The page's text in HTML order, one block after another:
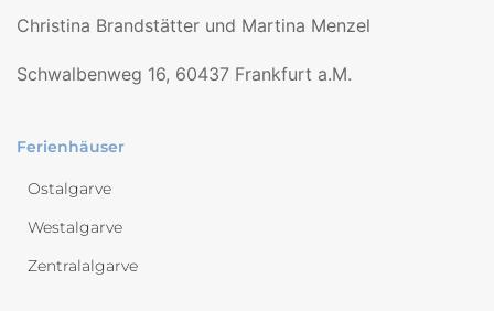
Christina Brandstätter und Martina Menzel
Schwalbenweg 16, 60437 Frankfurt a.M.
Ferienhäuser
Ostalgarve
Westalgarve
Zentralalgarve